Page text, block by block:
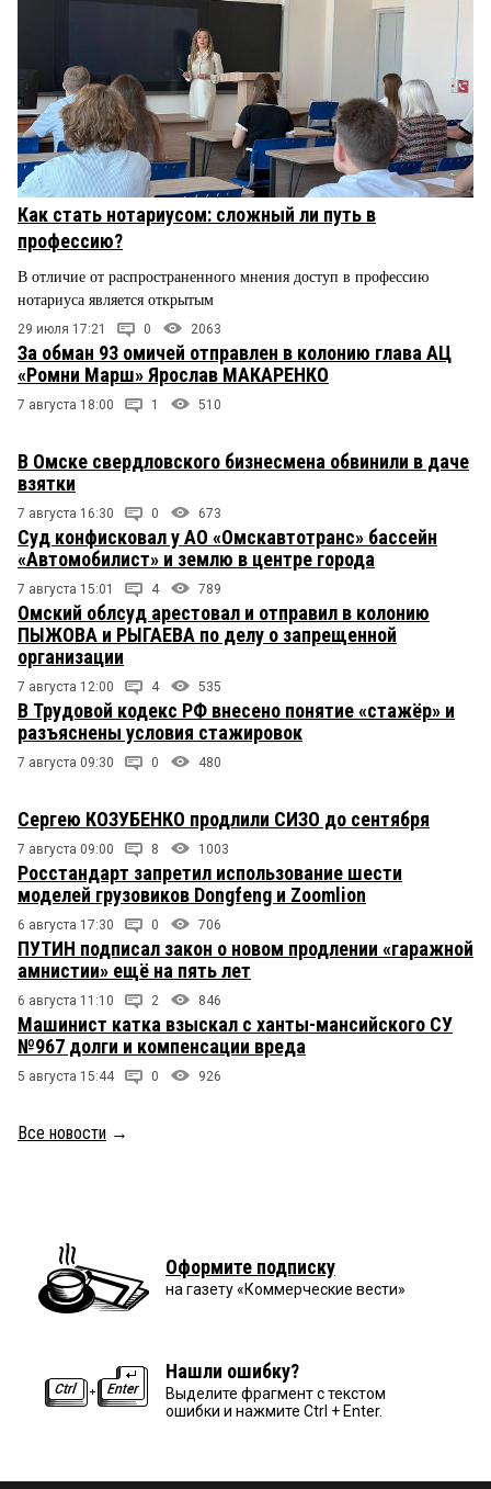
Как стать нотариусом: сложный ли путь в
профессию?
В отличие от распространенного мнения доступ в профессию
нотариуса является открытым
29 июля 17:21 0 2063
За обман 93 омичей отправлен в колонию глава АЦ
«Ромни Марш» Ярослав МАКАРЕНКО
7 августа 18:00 1 510
В Омске свердловского бизнесмена обвинили в даче
взятки
7 августа 16:30 0 673
Суд конфисковал у АО «Омскавтотранс» бассейн
«Автомобилист» и землю в центре города
7 августа 15:01 4 789
Омский облсуд арестовал и отправил в колонию
ПЫЖОВА и РЫГАЕВА по делу о запрещенной
организации
7 августа 12:00 4 535
В Трудовой кодекс РФ внесено понятие «стажёр» и
разъяснены условия стажировок
7 августа 09:30 0 480
Сергею КОЗУБЕНКО продлили СИЗО до сентября
7 августа 09:00 8 1003
Росстандарт запретил использование шести
моделей грузовиков Dongfeng и Zoomlion
6 августа 17:30 0 706
ПУТИН подписал закон о новом продлении «гаражной
амнистии» ещё на пять лет
6 августа 11:10 2 846
Машинист катка взыскал с ханты-мансийского СУ
№967 долги и компенсации вреда
5 августа 15:44 0 926
Все новости →
Оформите подписку
на газету «Коммерческие вести»
Нашли ошибку?
Выделите фрагмент с текстом
ошибки и нажмите Ctrl + Enter.